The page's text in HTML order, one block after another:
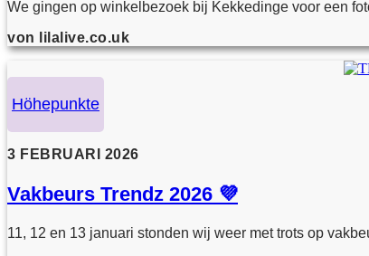
We gingen op winkelbezoek bij Kekkedinge voor een
von lilalive.co.uk
Höhepunkte
3 FEBRUARI 2026
Vakbeurs Trendz 2026 💜
11, 12 en 13 januari stonden wij weer met trots op